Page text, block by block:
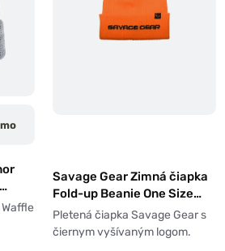
Savage Gear Zimná čiapka
Fold-up Beanie One Size
Sun Orange
Pletená čiapka Savage Gear s
čiernym vyšívaným logom.